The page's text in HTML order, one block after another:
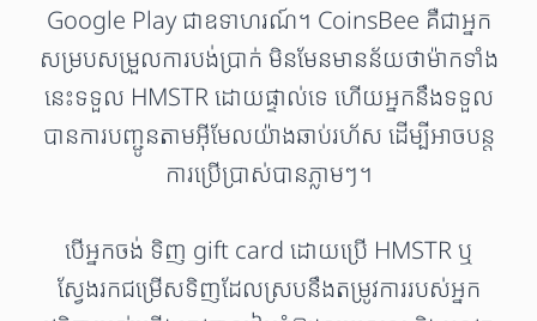
Google Play ជាឧទាហរណ៍។ CoinsBee គឺជាអ្នក
សម្របសម្រួលការបង់ប្រាក់ មិនមែនមានន័យថាម៉ាកទាំង
នេះទទួល HMSTR ដោយផ្ទាល់ទេ ហើយអ្នកនឹងទទួល
បានការបញ្ជូនតាមអ៊ីមែលយ៉ាងឆាប់រហ័ស ដើម្បីអាចបន្ត
ការប្រើប្រាស់បានភ្លាមៗ។
បើអ្នកចង់ ទិញ gift card ដោយប្រើ HMSTR ឬ
ស្វែងរកជម្រើសទិញដែលស្របនឹងតម្រូវការរបស់អ្នក